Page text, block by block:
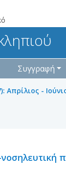
Συγγραφή
-